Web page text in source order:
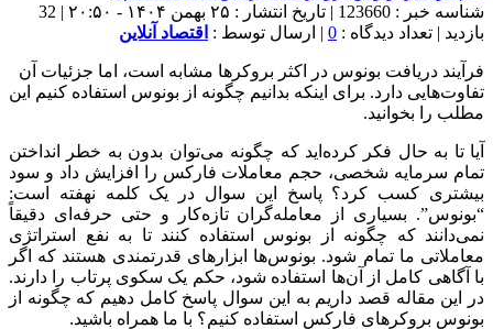
شناسه خبر : 123660 | تاریخ انتشار : ۲۵ بهمن ۱۴۰۴ - ۲۰:۵۰ | 32
بازدید | تعداد دیدگاه : 0 | ارسال توسط : اقتصاد آنلاین
فرآیند دریافت بونوس در اکثر بروکرها مشابه است، اما جزئیات آن
تفاوت‌هایی دارد. برای اینکه بدانیم چگونه از بونوس استفاده کنیم این
مطلب را بخوانید.
آیا تا به حال فکر کرده‌اید که چگونه می‌توان بدون به خطر انداختن
تمام سرمایه شخصی، حجم معاملات فارکس را افزایش داد و سود
بیشتری کسب کرد؟ پاسخ این سوال در یک کلمه نهفته است:
“بونوس”. بسیاری از معامله‌گران تازه‌کار و حتی حرفه‌ای دقیقاً
نمی‌دانند که چگونه از بونوس استفاده کنند تا به نفع استراتژی
معاملاتی ما تمام شود. بونوس‌ها ابزارهای قدرتمندی هستند که اگر
با آگاهی کامل از آن‌ها استفاده شود، حکم یک سکوی پرتاب را دارند.
در این مقاله قصد داریم به این سوال پاسخ کامل دهیم که چگونه از
بونوس بروکرهای فارکس استفاده کنیم؟ با ما همراه باشید.